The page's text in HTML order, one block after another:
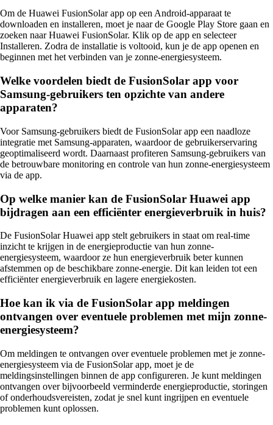
Om de Huawei FusionSolar app op een Android-apparaat te
downloaden en installeren, moet je naar de Google Play Store gaan en
zoeken naar Huawei FusionSolar. Klik op de app en selecteer
Installeren. Zodra de installatie is voltooid, kun je de app openen en
beginnen met het verbinden van je zonne-energiesysteem.
Welke voordelen biedt de FusionSolar app voor
Samsung-gebruikers ten opzichte van andere
apparaten?
Voor Samsung-gebruikers biedt de FusionSolar app een naadloze
integratie met Samsung-apparaten, waardoor de gebruikerservaring
geoptimaliseerd wordt. Daarnaast profiteren Samsung-gebruikers van
de betrouwbare monitoring en controle van hun zonne-energiesysteem
via de app.
Op welke manier kan de FusionSolar Huawei app
bijdragen aan een efficiënter energieverbruik in huis?
De FusionSolar Huawei app stelt gebruikers in staat om real-time
inzicht te krijgen in de energieproductie van hun zonne-
energiesysteem, waardoor ze hun energieverbruik beter kunnen
afstemmen op de beschikbare zonne-energie. Dit kan leiden tot een
efficiënter energieverbruik en lagere energiekosten.
Hoe kan ik via de FusionSolar app meldingen
ontvangen over eventuele problemen met mijn zonne-
energiesysteem?
Om meldingen te ontvangen over eventuele problemen met je zonne-
energiesysteem via de FusionSolar app, moet je de
meldingsinstellingen binnen de app configureren. Je kunt meldingen
ontvangen over bijvoorbeeld verminderde energieproductie, storingen
of onderhoudsvereisten, zodat je snel kunt ingrijpen en eventuele
problemen kunt oplossen.